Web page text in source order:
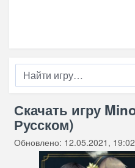
Скачать игру
Русском)
Обновлено: 12.05.2021, 19:02